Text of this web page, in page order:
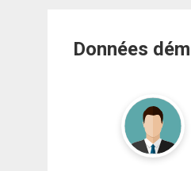
Données